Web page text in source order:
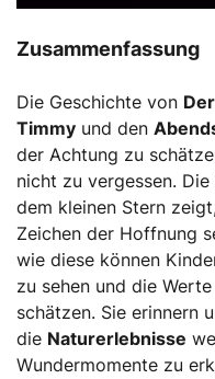
Zusammenfassung
Die Geschichte von
Timmy und den
der Achtung zu
nicht zu vergessen. Die
dem kleinen Stern
Zeichen der Hoffnung
wie diese können
zu sehen und die
schätzen. Sie erinnern
die Naturerlebnisse
Wundermomente zu